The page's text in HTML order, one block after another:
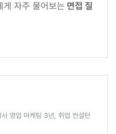
게 자주 물어보는 면접 질
영업 마케팅 3년, 취업 컨설턴